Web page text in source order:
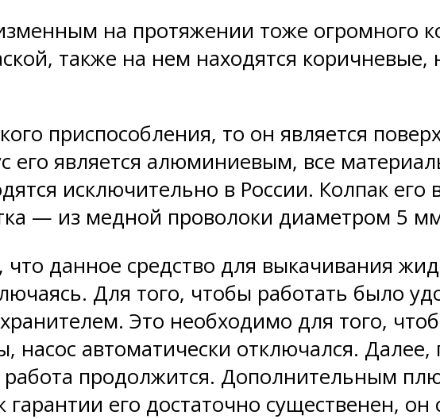
на протяжении тоже огромного
также на нем находятся
приспособления, то он является
его является алюминиевым, все
исключительно в России. Колпак его
— из медной проволоки диаметром 5
данное средство для выкачивания
Для того, чтобы работать было
Это необходимо для того,
насос автоматически отключался. Далее,
работа продолжится. Дополнительным
гарантии его достаточно существенен, он